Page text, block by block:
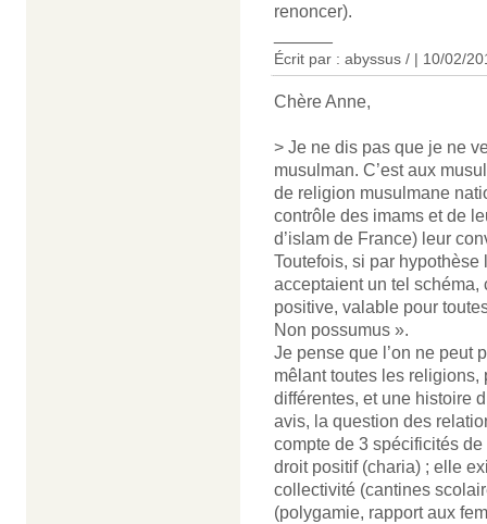
renoncer).
Écrit par : abyssus / | 10/02/
Chère Anne,
> Je ne dis pas que je ne
musulman. C’est aux
de religion musulmane
contrôle des imams et de
d’islam de France) leur
Toutefois, si par
acceptaient un tel schéma,
positive, valable pour
Non possumus ».
Je pense que l’on ne peut
mêlant toutes les religions,
différentes, et une histoire
avis, la question des
compte de 3 spécificités
droit positif (charia) ; elle
collectivité (cantines
(polygamie, rapport aux